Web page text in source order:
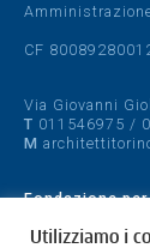
CF
Via Giovanni
T 011546975 /
M
Fondazione
Designed by
Utilizziamo i